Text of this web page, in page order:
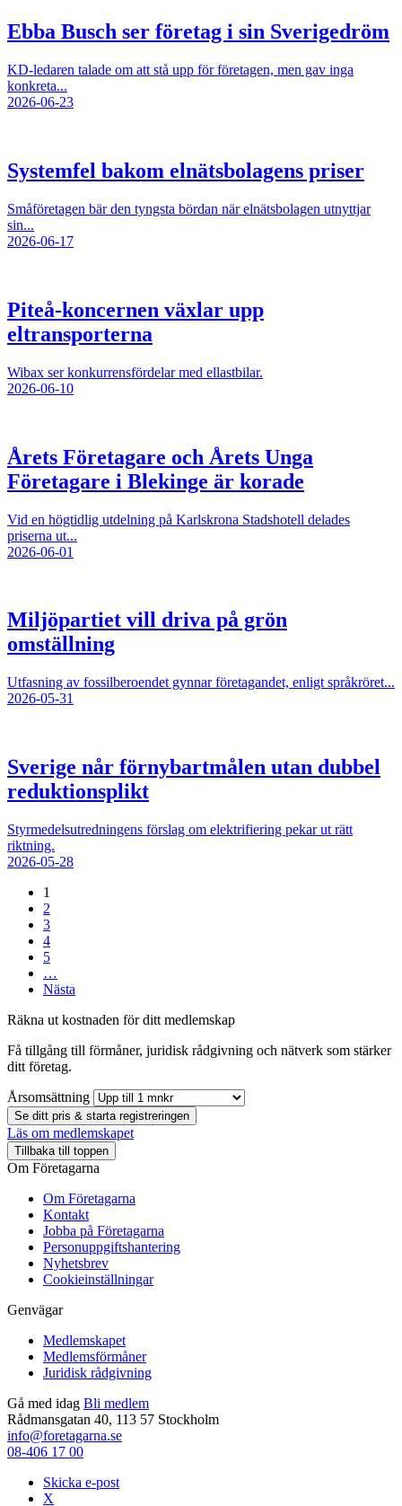
Ebba Busch ser företag i sin Sverigedröm
KD-ledaren talade om att stå upp för företagen, men gav inga
konkreta...
2026-06-23
Systemfel bakom elnätsbolagens priser
Småföretagen bär den tyngsta bördan när elnätsbolagen utnyttjar
sin...
2026-06-17
Piteå-koncernen växlar upp
eltransporterna
Wibax ser konkurrensfördelar med ellastbilar.
2026-06-10
Årets Företagare och Årets Unga
Företagare i Blekinge är korade
Vid en högtidlig utdelning på Karlskrona Stadshotell delades
priserna ut...
2026-06-01
Miljöpartiet vill driva på grön
omställning
Utfasning av fossilberoendet gynnar företagandet, enligt språkröret...
2026-05-31
Sverige når förnybartmålen utan dubbel
reduktionsplikt
Styrmedelsutredningens förslag om elektrifiering pekar ut rätt
riktning.
2026-05-28
1
2
3
4
5
…
Nästa
Räkna ut kostnaden för ditt medlemskap
Få tillgång till förmåner, juridisk rådgivning och nätverk som stärker
ditt företag.
Årsomsättning
Se ditt pris & starta registreringen
Läs om medlemskapet
Tillbaka till toppen
Om Företagarna
Om Företagarna
Kontakt
Jobba på Företagarna
Personuppgiftshantering
Nyhetsbrev
Cookieinställningar
Genvägar
Medlemskapet
Medlemsförmåner
Juridisk rådgivning
Gå med idag Bli medlem
Rådmansgatan 40, 113 57 Stockholm
info@foretagarna.se
08-406 17 00
Skicka e-post
X